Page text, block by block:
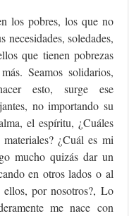
los pobres, los que no
necesidades, soledades,
que tienen pobrezas
Seamos solidarios,
esto, surge ese
no importando su
el espíritu, ¿Cuáles
¿Cuál es mi
mucho quizás dar un
en otros lados o al
por nosotros?, Lo
me nace con